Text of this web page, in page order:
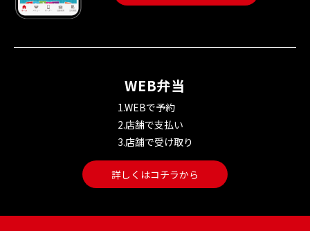
WEB弁当
1.WEBで予約
2.店舗で支払い
3.店舗で受け取り
詳しくはコチラから